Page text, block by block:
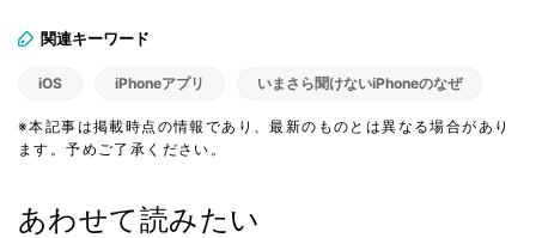
関連キーワード
iOS iPhoneアプリ いまさら聞けないiPhoneのなぜ
※本記事は掲載時点の情報であり、最新のものとは異なる場合があり
ます。予めご了承ください。
あわせて読みたい